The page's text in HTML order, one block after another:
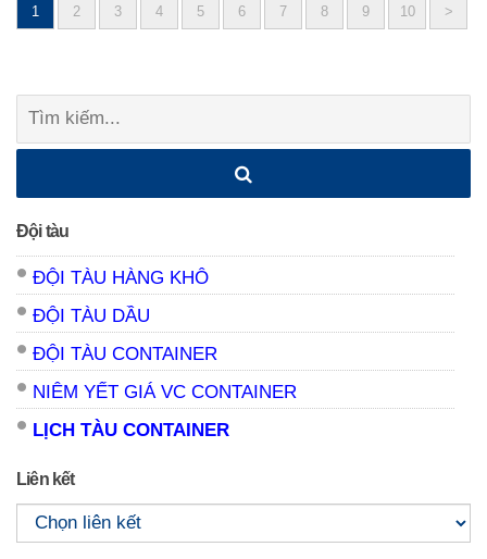
Posts
1 2 3 4 5 6 7 8 9 10 >
Tìm
Đội tàu
ĐỘI TÀU HÀNG KHÔ
ĐỘI TÀU DẦU
ĐỘI TÀU CONTAINER
NIÊM YẾT GIÁ VC CONTAINER
LỊCH TÀU CONTAINER
Liên kết